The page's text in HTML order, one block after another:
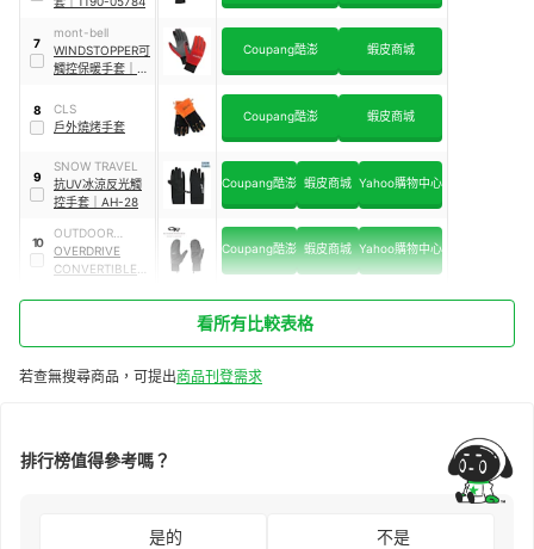
7
mont-bell
WINDSTOPPER可
觸控保暖手套
Coupang酷澎 蝦皮商城
8
CLS
戶外燒烤手套
Coupang酷澎 蝦皮商城
9
SNOW TRAVEL
抗UV冰涼反光觸
控手套
AH-28
Coupang酷澎 蝦皮商城 Yahoo購物中心
10
OUTDOOR
RESEARCH
OVERDRIVE
CONVERTIBLE 透
254053
Coupang酷澎 蝦皮商城 Yahoo購物中心
看所有比較表格
若查無搜尋商品，可提出商品刊登需求
排行榜值得參考嗎？
是的 不是